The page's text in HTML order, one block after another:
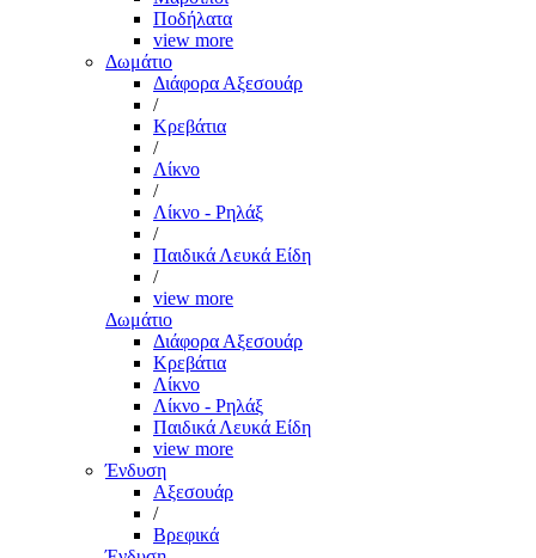
Ποδήλατα
view more
Δωμάτιο
Διάφορα Αξεσουάρ
/
Κρεβάτια
/
Λίκνο
/
Λίκνο - Ρηλάξ
/
Παιδικά Λευκά Είδη
/
view more
Δωμάτιο
Διάφορα Αξεσουάρ
Κρεβάτια
Λίκνο
Λίκνο - Ρηλάξ
Παιδικά Λευκά Είδη
view more
Ένδυση
Αξεσουάρ
/
Βρεφικά